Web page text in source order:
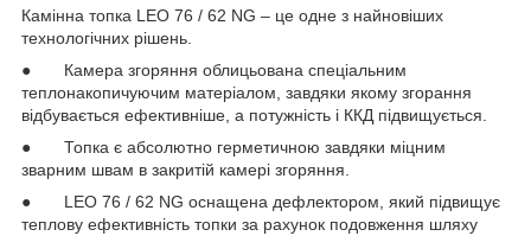
Камінна топка LEO 76 / 62 NG – це одне з найновіших
технологічних рішень.
● Камера згоряння облицьована спеціальним
теплонакопичуючим матеріалом, завдяки якому згорання
відбувається ефективніше, а потужність і ККД підвищується.
● Топка є абсолютно герметичною завдяки міцним
зварним швам в закритій камері згоряння.
● LEO 76 / 62 NG оснащена дефлектором, який підвищує
теплову ефективність топки за рахунок подовження шляху